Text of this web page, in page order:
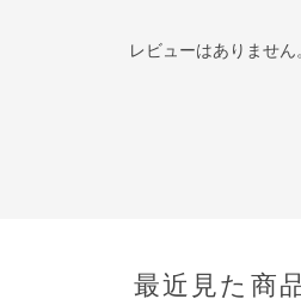
レビューはありません
最近見た商